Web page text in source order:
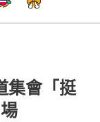
集會「挺